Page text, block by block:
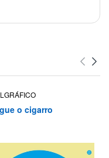
o cigarro